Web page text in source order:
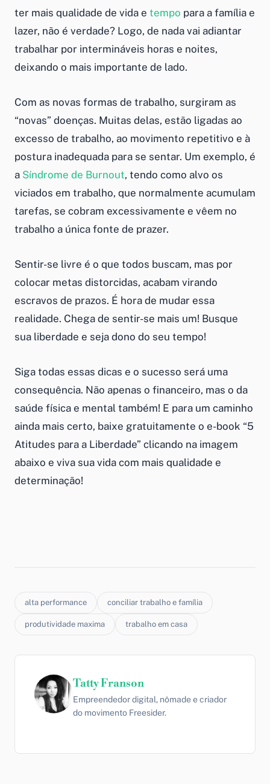
ter mais qualidade de vida e tempo para a família e
lazer, não é verdade? Logo, de nada vai adiantar
trabalhar por intermináveis horas e noites,
deixando o mais importante de lado.
Com as novas formas de trabalho, surgiram as
“novas” doenças. Muitas delas, estão ligadas ao
excesso de trabalho, ao movimento repetitivo e à
postura inadequada para se sentar. Um exemplo, é
a Síndrome de Burnout, tendo como alvo os
viciados em trabalho, que normalmente acumulam
tarefas, se cobram excessivamente e vêem no
trabalho a única fonte de prazer.
Sentir-se livre é o que todos buscam, mas por
colocar metas distorcidas, acabam virando
escravos de prazos. É hora de mudar essa
realidade. Chega de sentir-se mais um! Busque
sua liberdade e seja dono do seu tempo!
Siga todas essas dicas e o sucesso será uma
consequência. Não apenas o financeiro, mas o da
saúde física e mental também! E para um caminho
ainda mais certo, baixe gratuitamente o e-book “5
Atitudes para a Liberdade” clicando na imagem
abaixo e viva sua vida com mais qualidade e
determinação!
alta performance conciliar trabalho e família
produtividade maxima trabalho em casa
Tatty Franson
Empreendedor digital, nômade e criador
do movimento Freesider.